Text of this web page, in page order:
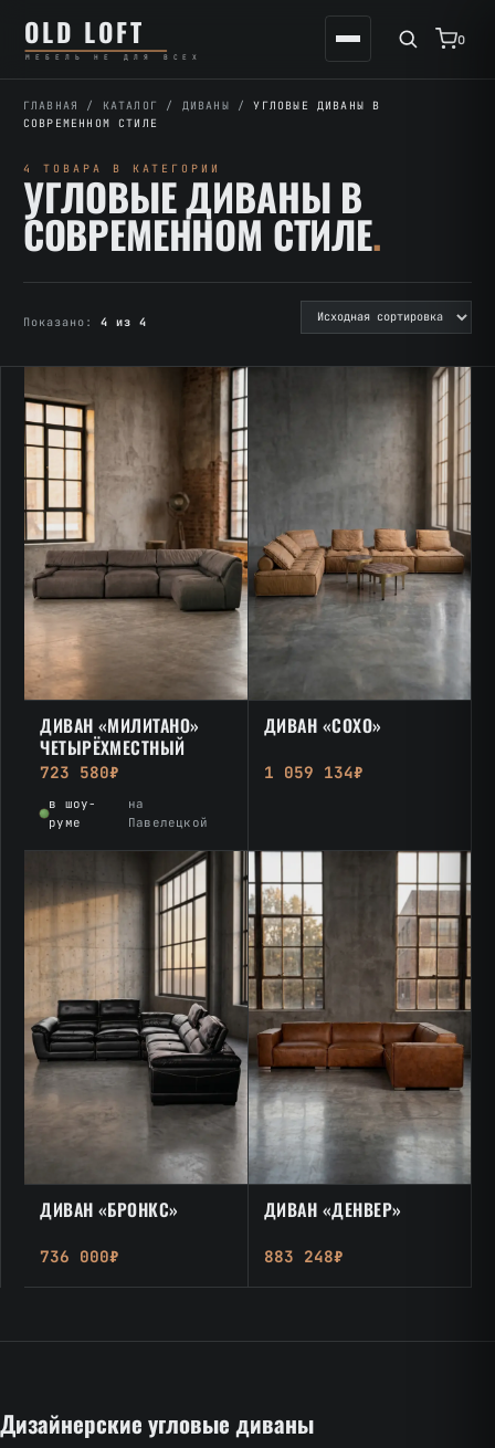
содержимому
содержимому
OLD LOFT
МЕБЕЛЬ НЕ ДЛЯ ВСЕХ
0
ГЛАВНАЯ / КАТАЛОГ / ДИВАНЫ /УГЛОВЫЕ ДИВАНЫ В
СОВРЕМЕННОМ СТИЛЕ
4 ТОВАРА В КАТЕГОРИИ
УГЛОВЫЕ ДИВАНЫ В
СОВРЕМЕННОМ СТИЛЕ.
Показано:4 из 4
ДИВАН «МИЛИТАНО»
ЧЕТЫРЁХМЕСТНЫЙ
723 580₽
в шоу-
руме
на
Павелецкой
ДИВАН «СОХО»
1 059 134₽
ДИВАН «БРОНКС»
736 000₽
ДИВАН «ДЕНВЕР»
883 248₽
Дизайнерские угловые диваны